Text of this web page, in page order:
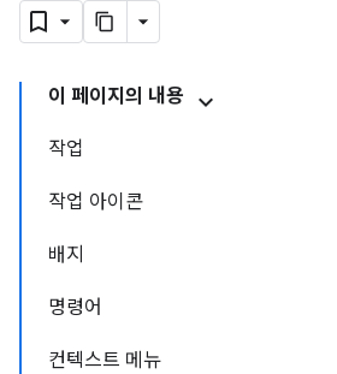
이 페이지의 내용
작업
작업 아이콘
배지
명령어
컨텍스트 메뉴